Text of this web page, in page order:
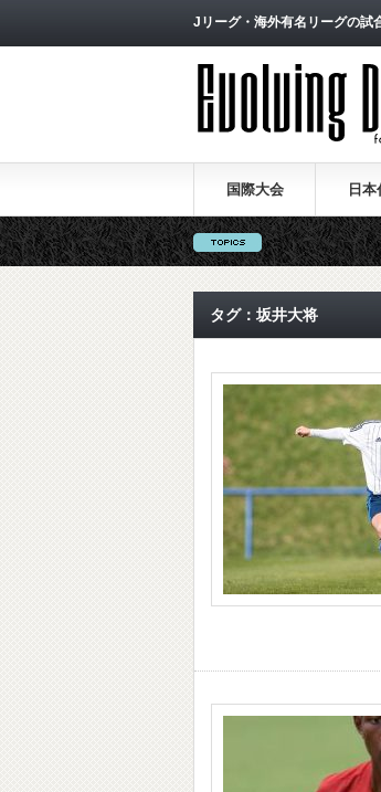
Jリーグ・海外有名リーグの試
国際大会 日
タグ：坂井大将